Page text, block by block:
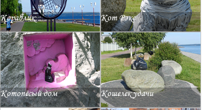
Кораблик Кот Рэкс
Котопёсый дом Кошелек удачи